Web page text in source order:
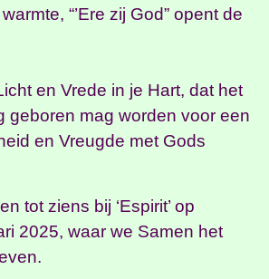
“’Ere zij God” opent de
en Vrede in je Hart, dat het
geboren mag worden voor een
en Vreugde met Gods
tot ziens bij ‘Espirit’ op
2025, waar we Samen het